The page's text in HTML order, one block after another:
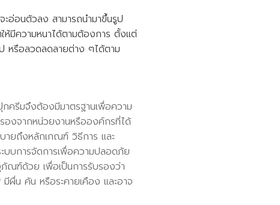
อ่อนตัวลง สามารถนำมาขึ้นรูป
ห้มีความหนาได้ตามต้องการ ตั้งแต่
หรือลวดลดลายต่าง ๆได้ตาม
ครีมจึงต้องมีมาตรฐานเพื่อความ
องจากหน่วยงานหรือองค์กรที่ได้
ายถึงหลักเกณฑ์ วิธีการ และ
บการจัดการเพื่อความปลอดภัย
ณฑ์ด้วย เพื่อเป็นการรับรองว่า
มีผื่น คัน หรือระคายเคือง และอาจ